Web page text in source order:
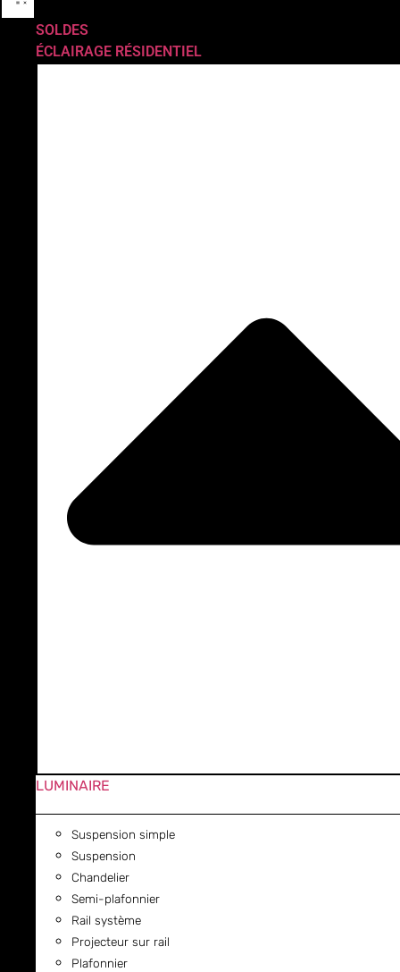
SOLDES
ÉCLAIRAGE RÉSIDENTIEL
LUMINAIRE
Suspension simple
Suspension
Chandelier
Semi-plafonnier
Rail système
Projecteur sur rail
Plafonnier